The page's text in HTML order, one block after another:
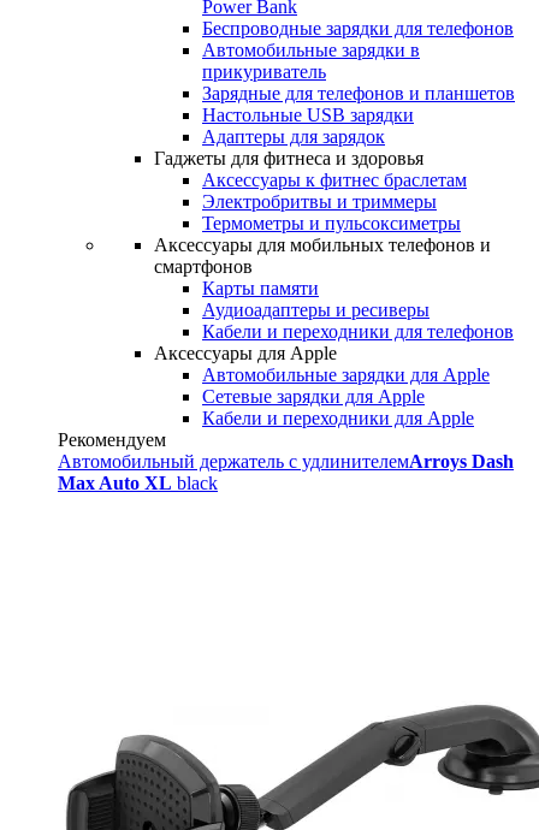
Power Bank
Беспроводные зарядки для телефонов
Автомобильные зарядки в
прикуриватель
Зарядные для телефонов и планшетов
Настольные USB зарядки
Адаптеры для зарядок
Гаджеты для фитнеса и здоровья
Аксессуары к фитнес браслетам
Электробритвы и триммеры
Термометры и пульсоксиметры
Аксессуары для мобильных телефонов и
смартфонов
Карты памяти
Аудиоадаптеры и ресиверы
Кабели и переходники для телефонов
Аксессуары для Apple
Автомобильные зарядки для Apple
Сетевые зарядки для Apple
Кабели и переходники для Apple
Рекомендуем
Автомобильный держатель с удлинителемArroys Dash
Max Auto XL black